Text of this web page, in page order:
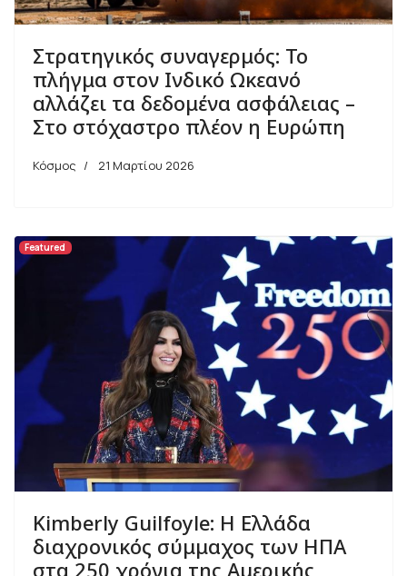
Στρατηγικός συναγερμός: Το
πλήγμα στον Ινδικό Ωκεανό
αλλάζει τα δεδομένα ασφάλειας –
Στο στόχαστρο πλέον η Ευρώπη
Κόσμος 21 Μαρτίου 2026
Featured
Kimberly Guilfoyle: Η Ελλάδα
διαχρονικός σύμμαχος των ΗΠΑ
στα 250 χρόνια της Αμερικής